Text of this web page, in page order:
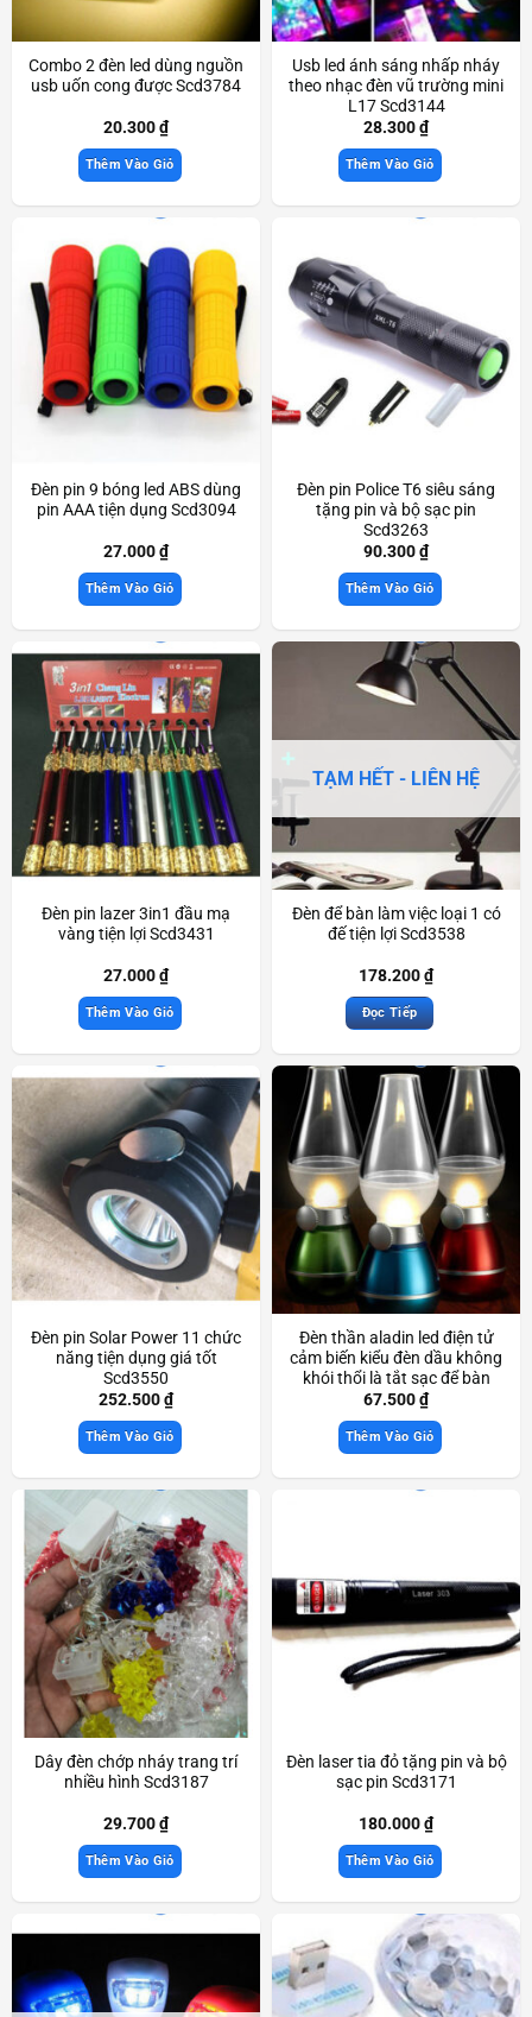
Combo 2 đèn led dùng nguồn
usb uốn cong được Scd3784
20.300₫
Thêm Vào Giỏ
Usb led ánh sáng nhấp nháy
theo nhạc đèn vũ trường mini
L17 Scd3144
28.300₫
Thêm Vào Giỏ
Đèn pin 9 bóng led ABS dùng
pin AAA tiện dụng Scd3094
27.000₫
Thêm Vào Giỏ
Đèn pin Police T6 siêu sáng
tặng pin và bộ sạc pin
Scd3263
90.300₫
Thêm Vào Giỏ
Đèn pin lazer 3in1 đầu mạ
vàng tiện lợi Scd3431
27.000₫
Thêm Vào Giỏ
TẠM HẾT - LIÊN HỆ
Đèn để bàn làm việc loại 1 có
đế tiện lợi Scd3538
178.200₫
Đọc Tiếp
Đèn pin Solar Power 11 chức
năng tiện dụng giá tốt
Scd3550
252.500₫
Thêm Vào Giỏ
Đèn thần aladin led điện tử
cảm biến kiểu đèn dầu không
khói thổi là tắt sạc để bàn
trang trí đẹp mắt Scd3466
67.500₫
Thêm Vào Giỏ
Dây đèn chớp nháy trang trí
nhiều hình Scd3187
29.700₫
Thêm Vào Giỏ
Đèn laser tia đỏ tặng pin và bộ
sạc pin Scd3171
180.000₫
Thêm Vào Giỏ